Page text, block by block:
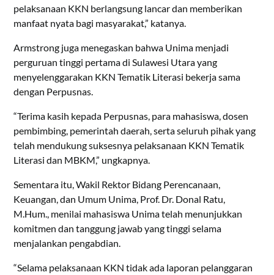
pelaksanaan KKN berlangsung lancar dan memberikan
manfaat nyata bagi masyarakat,” katanya.
Armstrong juga menegaskan bahwa Unima menjadi
perguruan tinggi pertama di Sulawesi Utara yang
menyelenggarakan KKN Tematik Literasi bekerja sama
dengan Perpusnas.
“Terima kasih kepada Perpusnas, para mahasiswa, dosen
pembimbing, pemerintah daerah, serta seluruh pihak yang
telah mendukung suksesnya pelaksanaan KKN Tematik
Literasi dan MBKM,” ungkapnya.
Sementara itu, Wakil Rektor Bidang Perencanaan,
Keuangan, dan Umum Unima, Prof. Dr. Donal Ratu,
M.Hum., menilai mahasiswa Unima telah menunjukkan
komitmen dan tanggung jawab yang tinggi selama
menjalankan pengabdian.
“Selama pelaksanaan KKN tidak ada laporan pelanggaran